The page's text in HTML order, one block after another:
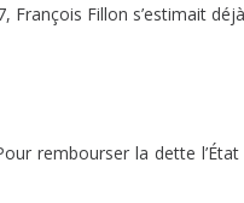
François Fillon s’estimait
rembourser la dette